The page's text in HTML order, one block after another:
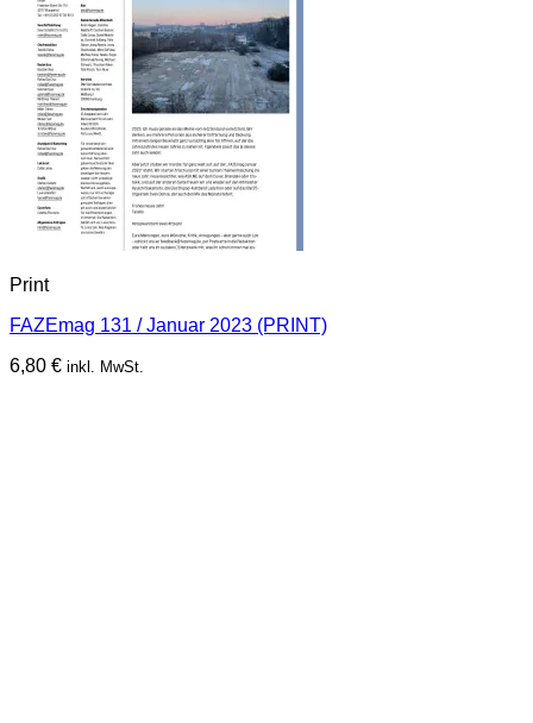
Print
FAZEmag 131 / Januar 2023 (PRINT)
6,80 € inkl. MwSt.